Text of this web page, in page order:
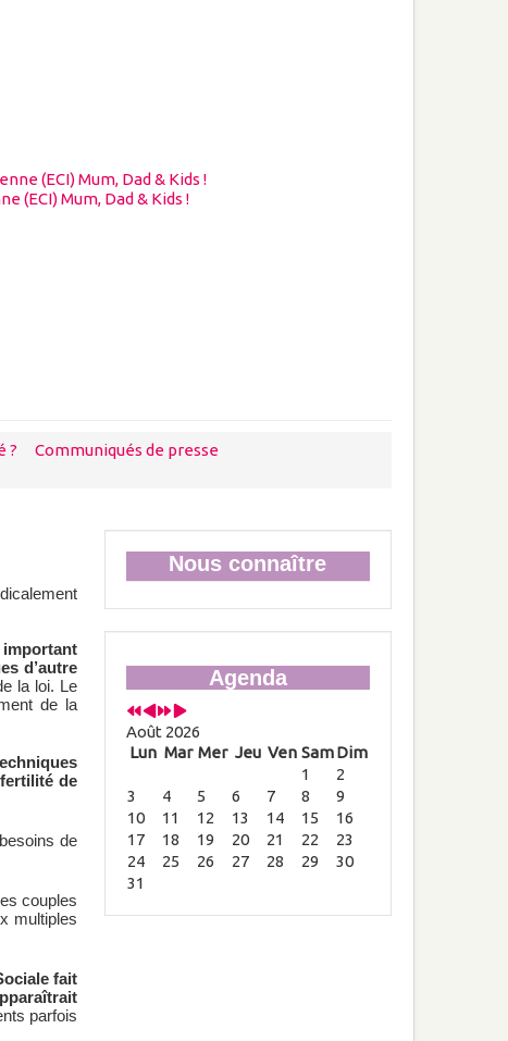
(ECI) Mum, Dad & Kids !
?
Communiqués de presse
important
d’autre
la loi. Le
de la
de
de
couples
multiples
fait
parfois
Nous connaître
Agenda
Août 2026
Lun Mar Mer Jeu Ven Sam Dim
1
2
3
4 5 6 7 8
9
10
11 12 13 14 15
16
17
18 19 20 21 22
23
24
25 26 27 28 29
30
31